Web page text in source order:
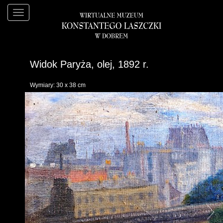
Widok Paryża, olej, 1892 r.
Wymiary: 30 x 38 cm